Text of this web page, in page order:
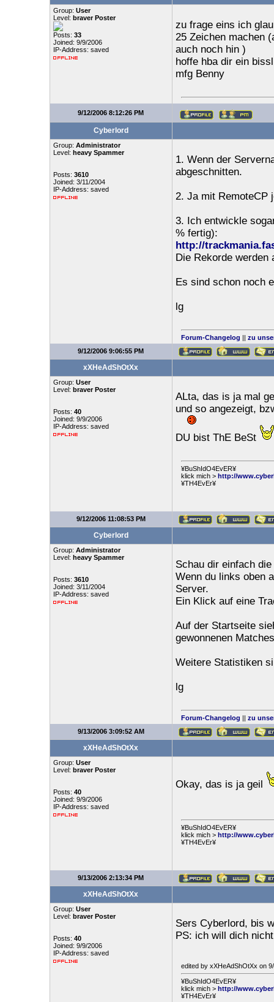
Group: User
Level: braver Poster
Posts: 33
Joined: 9/9/2006
IP-Address: saved
zu frage eins ich
25 Zeichen machen
auch noch hin )
hoffe hba dir ein
mfg Benny
9/12/2006 8:12:26 PM
Cyberlord
Group: Administrator
Level: heavy Spammer
Posts: 3610
Joined: 3/11/2004
IP-Address: saved
1. Wenn der
abgeschnitten.
2. Ja mit RemoteCP
3. Ich entwickle
% fertig):
http://
Die Rekorde werden
Es sind schon noch
lg
Forum-Changelog || zu
9/12/2006 9:06:55 PM
xXHeAdShOtXx
Group: User
Level: braver Poster
Posts: 40
Joined: 9/9/2006
IP-Address: saved
ALta, das is ja mal
und so angezeigt,
DU bist ThE BeSt
¥BuShIdO4EvER¥
klick mich > http://
¥TH4EvEr¥
9/12/2006 11:08:53 PM
Cyberlord
Group: Administrator
Level: heavy Spammer
Posts: 3610
Joined: 3/11/2004
IP-Address: saved
Schau dir einfach
Wenn du links oben
Server.
Ein Klick auf eine
Auf der Startseite
gewonnenen
Weitere Statistiken
lg
Forum-Changelog || zu
9/13/2006 3:09:52 AM
xXHeAdShOtXx
Group: User
Level: braver Poster
Posts: 40
Joined: 9/9/2006
IP-Address: saved
Okay, das is ja geil
¥BuShIdO4EvER¥
klick mich > http://
¥TH4EvEr¥
9/13/2006 2:13:34 PM
xXHeAdShOtXx
Group: User
Level: braver Poster
Posts: 40
Joined: 9/9/2006
IP-Address: saved
Sers Cyberlord, bis
PS: ich will dich
edited by xXHeAdShOtXx on
¥BuShIdO4EvER¥
klick mich > http://
¥TH4EvEr¥